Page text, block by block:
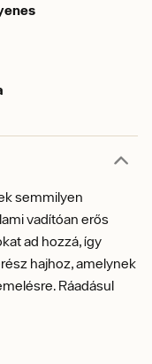
semmilyen
vadítóan erős
ad hozzá, így
hajhoz, amelynek
Ráadásul